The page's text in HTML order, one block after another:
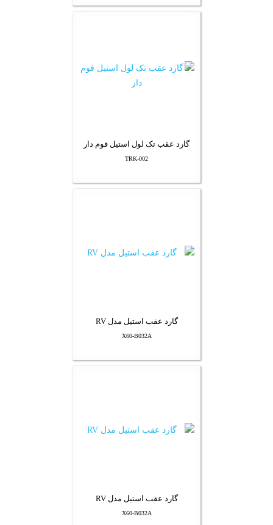
گارد عقب تک لول استیل فوم دار
TRK-002
گارد عقب استیل مدل RV
X60-B032A
گارد عقب استیل مدل RV
X60-B032A